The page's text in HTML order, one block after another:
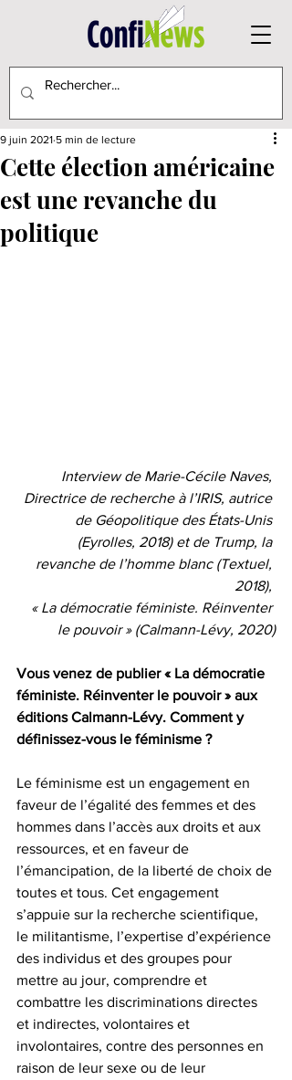
Cette élection américaine
est une revanche du
politique
9 juin 2021 5 min de lecture
Interview de Marie-Cécile Naves,
Directrice de recherche à l’IRIS, autrice
de Géopolitique des États-Unis
(Eyrolles, 2018) et de Trump, la
revanche de l’homme blanc (Textuel,
2018),
« La démocratie féministe. Réinventer
le pouvoir » (Calmann-Lévy, 2020)
Vous venez de publier « La démocratie
féministe. Réinventer le pouvoir » aux
éditions Calmann-Lévy. Comment y
définissez-vous le féminisme ?
Le féminisme est un engagement en
faveur de l’égalité des femmes et des
hommes dans l’accès aux droits et aux
ressources, et en faveur de
l’émancipation, de la liberté de choix de
toutes et tous. Cet engagement
s’appuie sur la recherche scientifique,
le militantisme, l’expertise d’expérience
des individus et des groupes pour
mettre au jour, comprendre et
combattre les discriminations directes
et indirectes, volontaires et
involontaires, contre des personnes en
raison de leur sexe ou de leur